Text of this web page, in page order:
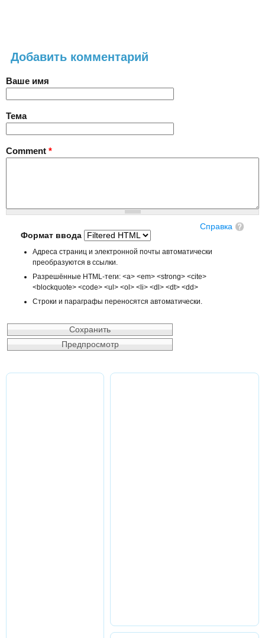
Добавить комментарий
Ваше имя
Тема
Comment *
Справка
Формат ввода
Адреса страниц и электронной почты автоматически
преобразуются в ссылки.
Разрешённые HTML-теги: <a> <em> <strong> <cite>
<blockquote> <code> <ul> <ol> <li> <dl> <dt> <dd>
Строки и параграфы переносятся автоматически.